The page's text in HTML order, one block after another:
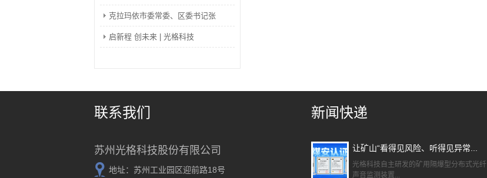
克拉玛依市委常委、区委书记张
启新程 创未来 | 光格科技
联系我们
苏州光格科技股份有限公司
地址：苏州工业园区迎前路18号
新闻快递
让矿山“看得见风险、听得见异常...
光格科技自主研发的矿用隔爆型分布式光纤
声音监测装置...